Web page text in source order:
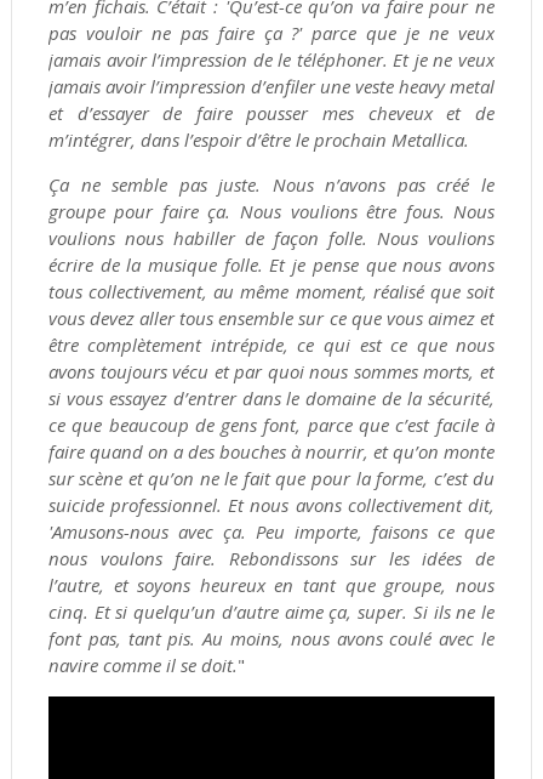
m’en fichais. C’était : 'Qu’est-ce qu’on va faire pour ne
pas vouloir ne pas faire ça ?' parce que je ne veux
jamais avoir l’impression de le téléphoner. Et je ne veux
jamais avoir l’impression d’enfiler une veste heavy metal
et d’essayer de faire pousser mes cheveux et de
m’intégrer, dans l’espoir d’être le prochain Metallica.
Ça ne semble pas juste. Nous n’avons pas créé le
groupe pour faire ça. Nous voulions être fous. Nous
voulions nous habiller de façon folle. Nous voulions
écrire de la musique folle. Et je pense que nous avons
tous collectivement, au même moment, réalisé que soit
vous devez aller tous ensemble sur ce que vous aimez et
être complètement intrépide, ce qui est ce que nous
avons toujours vécu et par quoi nous sommes morts, et
si vous essayez d’entrer dans le domaine de la sécurité,
ce que beaucoup de gens font, parce que c’est facile à
faire quand on a des bouches à nourrir, et qu’on monte
sur scène et qu’on ne le fait que pour la forme, c’est du
suicide professionnel. Et nous avons collectivement dit,
'Amusons-nous avec ça. Peu importe, faisons ce que
nous voulons faire. Rebondissons sur les idées de
l’autre, et soyons heureux en tant que groupe, nous
cinq. Et si quelqu’un d’autre aime ça, super. Si ils ne le
font pas, tant pis. Au moins, nous avons coulé avec le
navire comme il se doit."